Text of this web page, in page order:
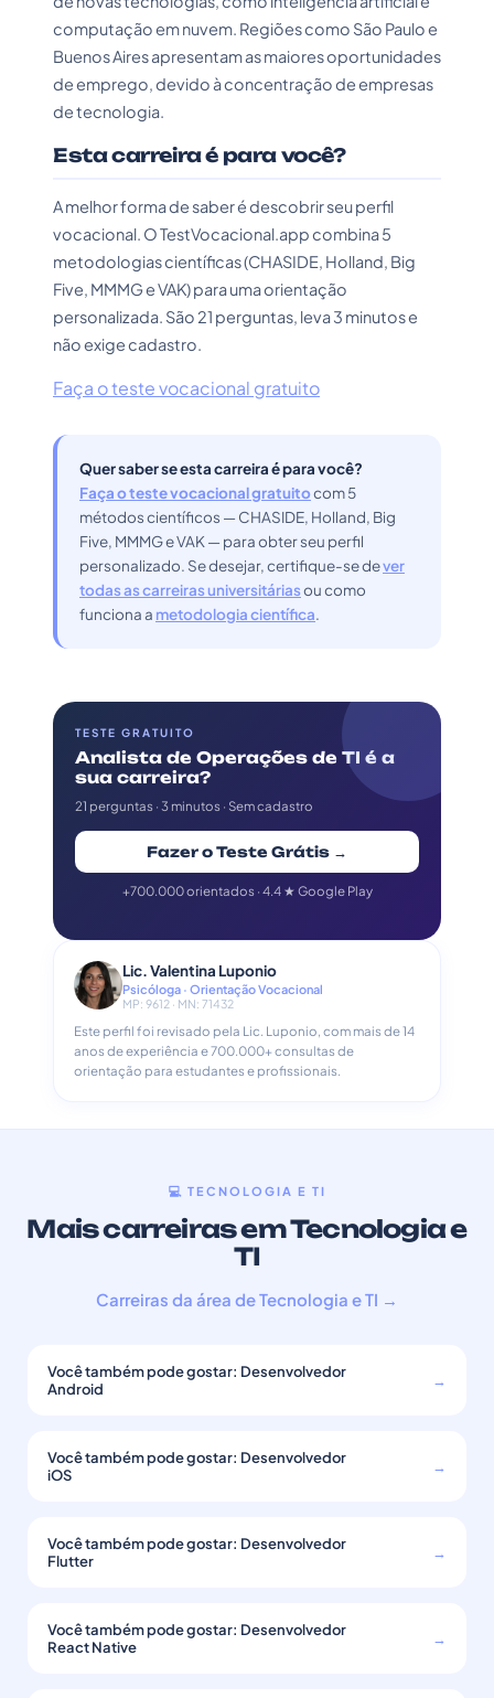
computação em nuvem. Regiões como São Paulo e
Buenos Aires apresentam as maiores oportunidades
de emprego, devido à concentração de empresas
de tecnologia.
Esta carreira é para você?
A melhor forma de saber é descobrir seu perfil
vocacional. O TestVocacional.app combina 5
metodologias científicas (CHASIDE, Holland, Big
Five, MMMG e VAK) para uma orientação
personalizada. São 21 perguntas, leva 3 minutos e
não exige cadastro.
Faça o teste vocacional gratuito
Quer saber se esta carreira é para você?
Faça o teste vocacional gratuitocom 5
métodos científicos — CHASIDE, Holland, Big
Five, MMMG e VAK — para obter seu perfil
personalizado. Se desejar, certifique-se dever
todas as carreiras universitáriasou como
funciona a metodologia científica.
TESTE GRATUITO
Analista de Operações de TI é a
sua carreira?
21 perguntas · 3 minutos · Sem cadastro
Fazer o Teste Grátis →
+700.000 orientados · 4.4 ★ Google Play
Lic. Valentina Luponio
Psicóloga · Orientação Vocacional
MP: 9612 · MN: 71432
Este perfil foi revisado pela Lic. Luponio, com mais de 14
anos de experiência e 700.000+ consultas de
orientação para estudantes e profissionais.
💻 TECNOLOGIA E TI
Mais carreiras em Tecnologia e
TI
Carreiras da área de Tecnologia e TI →
Você também pode gostar: Desenvolvedor
Android
→
Você também pode gostar: Desenvolvedor
iOS
→
Você também pode gostar: Desenvolvedor
Flutter
→
Você também pode gostar: Desenvolvedor
React Native
→